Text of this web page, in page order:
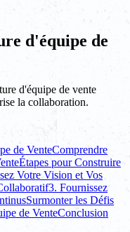
d'équipe de
d'équipe de vente
la collaboration.
de VenteComprendre
Étapes pour Construire
Votre Vision et Vos
3. Fournissez
Surmonter les Défis
de VenteConclusion